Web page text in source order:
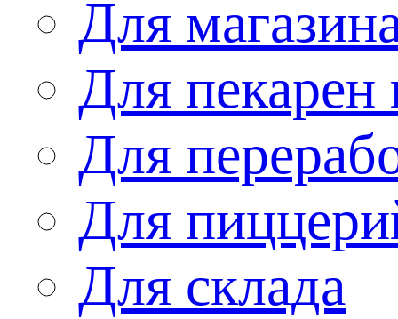
Для
Для пекарен
Для
Для
Для склада